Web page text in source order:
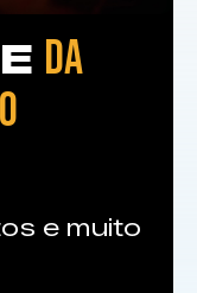
DA
e muito